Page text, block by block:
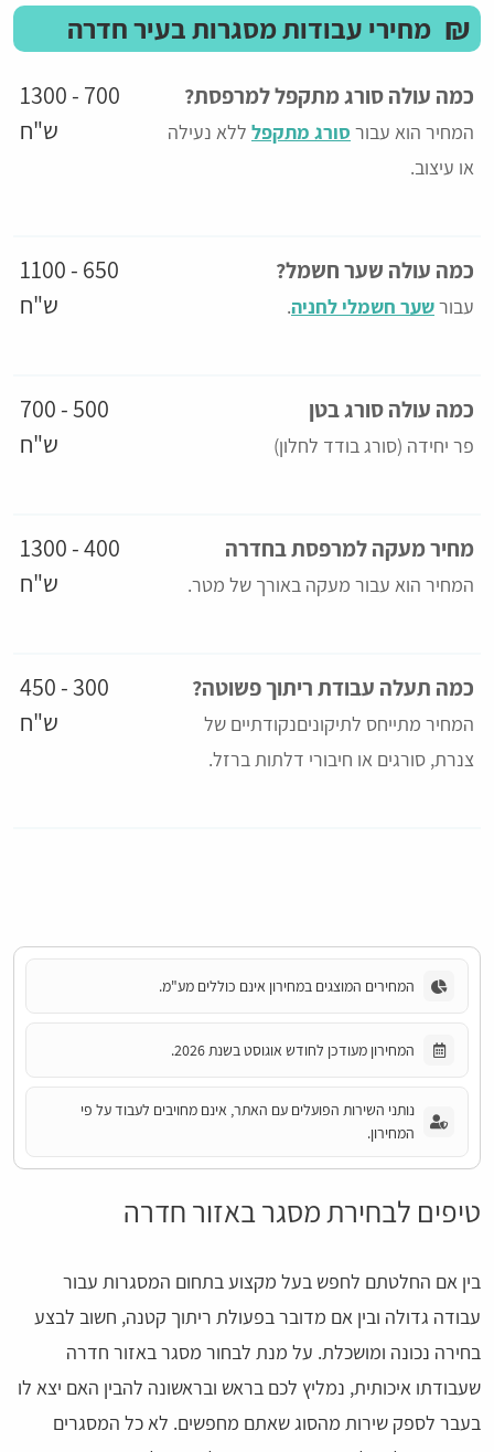
₪ מחירי עבודות מסגרות בעיר חדרה
כמה עולה סורג מתקפל למרפסת?
המחיר הוא עבור סורג מתקפל ללא נעילה
או עיצוב.
700 - 1300
ש"ח
כמה עולה שער חשמל?
עבורשער חשמלי לחניה.
650 - 1100
ש"ח
כמה עולה סורג בטן
פר יחידה (סורג בודד לחלון)
500 - 700
ש"ח
מחיר מעקה למרפסת בחדרה
המחיר הוא עבור מעקה באורך של מטר.
400 - 1300
ש"ח
כמה תעלה עבודת ריתוך פשוטה?
המחיר מתייחס לתיקוניםנקודתיים של
צנרת, סורגים או חיבורי דלתות ברזל.
300 - 450
ש"ח
המחירים המוצגים במחירון אינם כוללים מע"מ.
המחירון מעודכן לחודש אוגוסט בשנת 2026.
נותני השירות הפועלים עם האתר, אינם מחויבים לעבוד על פי
המחירון.
טיפים לבחירת מסגר באזור חדרה
בין אם החלטתם לחפש בעל מקצוע בתחום המסגרות עבור
עבודה גדולה ובין אם מדובר בפעולת ריתוך קטנה, חשוב לבצע
בחירה נכונה ומושכלת. על מנת לבחור מסגר באזור חדרה
שעבודתו איכותית, נמליץ לכם בראש ובראשונה להבין האם יצא לו
בעבר לספק שירות מהסוג שאתם מחפשים. לא כל המסגרים